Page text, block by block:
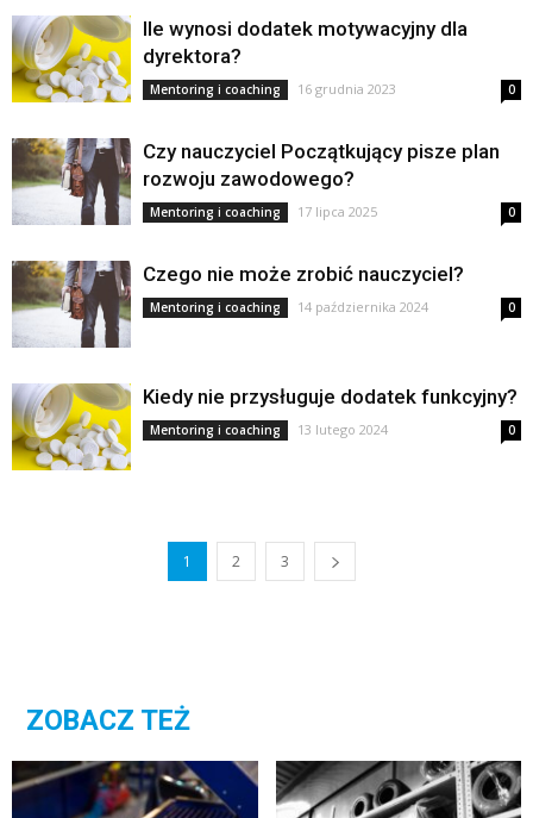
Ile wynosi dodatek motywacyjny dla
dyrektora?
Mentoring i coaching 16 grudnia 2023 0
Czy nauczyciel Początkujący pisze plan
rozwoju zawodowego?
Mentoring i coaching 17 lipca 2025 0
Czego nie może zrobić nauczyciel?
Mentoring i coaching 14 października 2024 0
Kiedy nie przysługuje dodatek funkcyjny?
Mentoring i coaching 13 lutego 2024 0
1 2 3
ZOBACZ TEŻ